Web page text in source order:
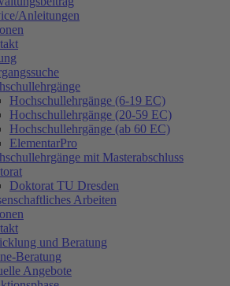
Anleitungen
Hochschullehrgänge (6-19 EC)
Hochschullehrgänge (20-59 EC)
Hochschullehrgänge (ab 60 EC)
ElementarPro
mit Masterabschluss
Doktorat TU Dresden
Arbeiten
und Beratung
Beratung
Angebote